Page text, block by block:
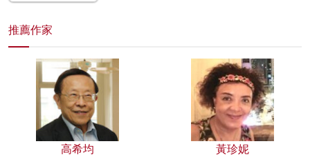
推薦作家
高希均 黃珍妮